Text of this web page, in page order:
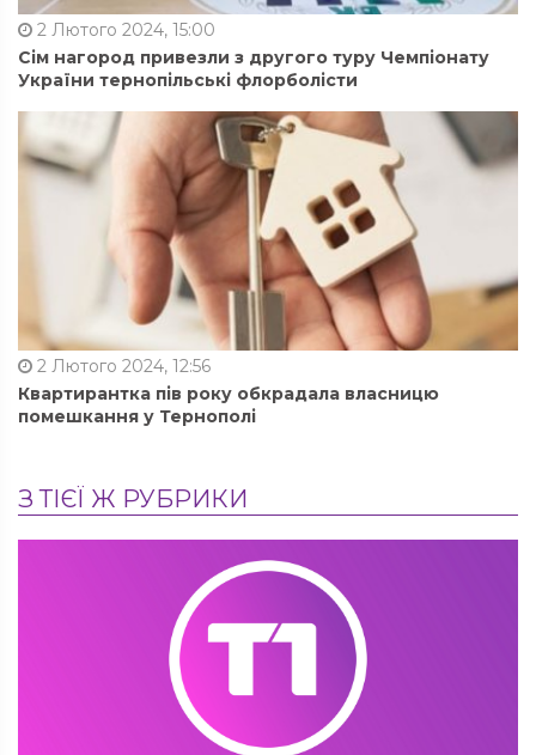
2 Лютого 2024, 15:00
Сім нагород привезли з другого туру Чемпіонату
України тернопільські флорболісти
2 Лютого 2024, 12:56
Квартирантка пів року обкрадала власницю
помешкання у Тернополі
З ТІЄЇ Ж РУБРИКИ